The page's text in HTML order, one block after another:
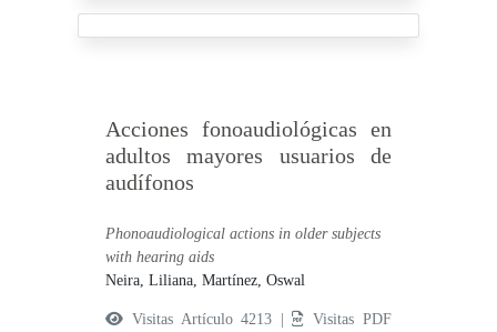
Acciones fonoaudiológicas en
adultos mayores usuarios de
audífonos
Phonoaudiological actions in older subjects
with hearing aids
Neira, Liliana,Martínez, Oswal
Visitas Artículo 4213 |
Visitas PDF